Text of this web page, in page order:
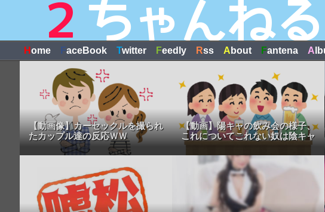
Home FaceBook Twitter Feedly Rss A bout Fantena A
【動画像】カーセックルを撮られ
たカップル達の反応ＷＷ
【動画】陽キャの飲み会の様子、
これについてこれない奴は陰キャ